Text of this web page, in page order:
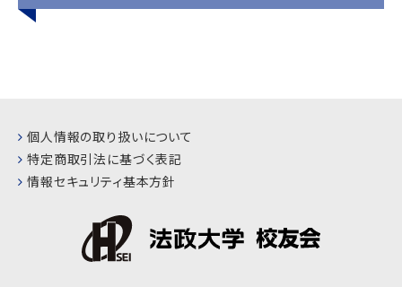
個人情報の取り扱いについて
特定商取引法に基づく表記
情報セキュリティ基本方針